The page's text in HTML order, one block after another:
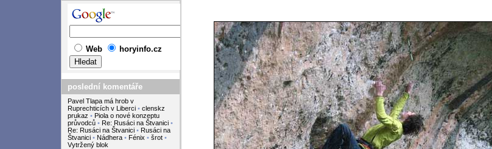
Web horyinfo.cz
poslední komentáře
Pavel Tlapa má hrob v
Ruprechticích v Liberci • clenskz
prukaz • Piola o nové konzeptu
průvodců • Re: Rusáci na Štvanici •
Re: Rusáci na Štvanici • Rusáci na
Štvanici • Nádhera • Fénix • šrot •
Vytržený blok